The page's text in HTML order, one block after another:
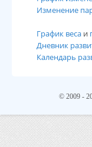
Изменение
График веса и
Дневник
Календарь
© 2009 -